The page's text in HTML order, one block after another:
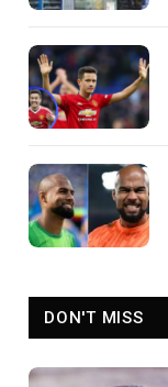
DON'T MISS